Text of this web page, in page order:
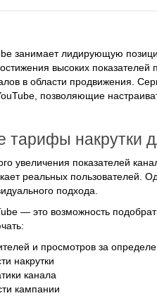
занимает лидирующую
высоких
в области продвижения.
позволяющие
тарифы накрутки
увеличения показателей
реальных пользователей.
подхода.
— это возможность
и просмотров за
накрутки
канала
кампании